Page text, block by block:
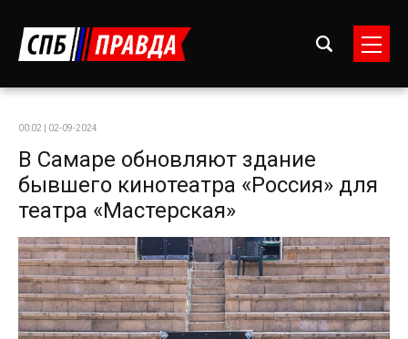
00:02 | 02-09-2024
В Самаре обновляют здание
бывшего кинотеатра «Россия» для
театра «Мастерская»